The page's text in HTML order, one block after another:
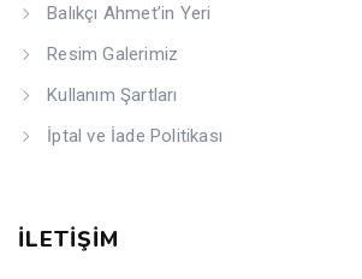
Balıkçı Ahmet’in Yeri
Resim Galerimiz
Kullanım Şartları
İptal ve İade Politikası
İLETİŞİM